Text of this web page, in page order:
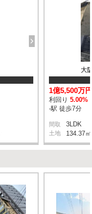
大
1億5,500万円
利回り 5.00%
-駅 徒歩7分
間取 3LDK
土地 134.37㎡